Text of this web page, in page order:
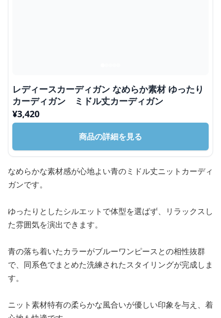
レディースカーディガン なめらか素材 ゆったり
カーディガン ミドル丈カーディガン
¥3,420
商品の詳細を見る
なめらかな素材感が心地よい青のミドル丈ニットカーディ
ガンです。
ゆったりとしたシルエットで体型を選ばず、リラックスし
た雰囲気を演出できます。
青の落ち着いたカラーがブルーワンピースとの相性抜群
で、同系色でまとめた洗練されたスタイリングが完成しま
す。
ニット素材特有の柔らかな風合いが優しい印象を与え、着